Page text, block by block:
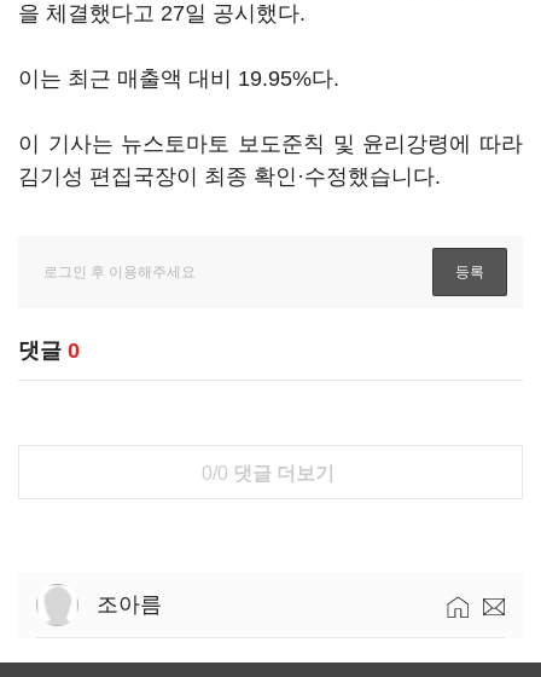
을 체결했다고 27일 공시했다.
이는 최근 매출액 대비 19.95%다.
이 기사는 뉴스토마토 보도준칙 및 윤리강령에 따라
김기성 편집국장이 최종 확인·수정했습니다.
댓글 0
0/0 댓글 더보기
조아름